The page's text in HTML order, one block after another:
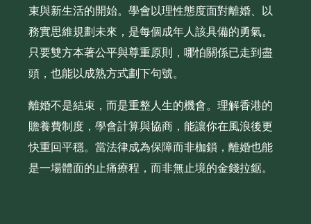
束與新生活的開始。學會以理性態度面對離婚、以
務實思維規劃未來，是每個成年人該具備的勇氣。
只要雙方本著公平與尊重原則，哪怕關係已走到盡
頭，也能以成熟方式劃下句號。
離婚不是結束，而是重整人生的機會。理解香港的
贍養費制度，學會計算與協商，能讓你在風浪後更
快重回平穩。當法律成為保障而非枷鎖，離婚也能
是一場體面的止痛療程，而非無止境的金錢拉鋸。